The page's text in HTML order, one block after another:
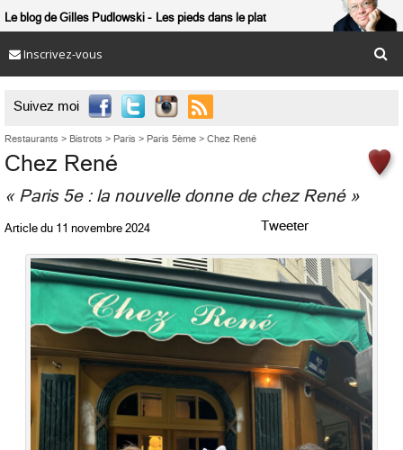
Le blog de Gilles Pudlowski Les pieds dans le plat
Inscrivez-vous
Suivez moi 
Restaurants > Bistrots > Paris > Paris 5ème > Chez René
Chez René
« Paris 5e : la nouvelle donne de chez René »
Article du 11 novembre 2024 Tweeter